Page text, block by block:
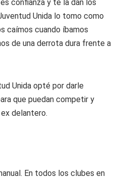
confianza y te la dan los
Unida lo tomo como
caímos cuando íbamos
de una derrota dura frente a
Unida opté por darle
que puedan competir y
delantero.
En todos los clubes en